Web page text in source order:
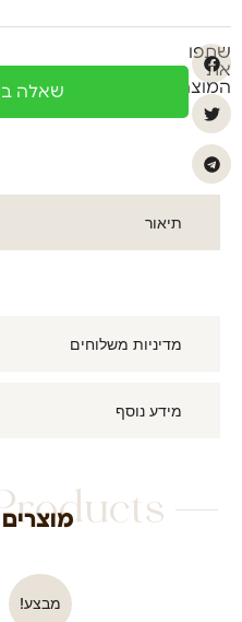
שתפו
את
המוצר
שאלה
תיאור
מדיניות משלוחים
מידע נוסף
מבצע!